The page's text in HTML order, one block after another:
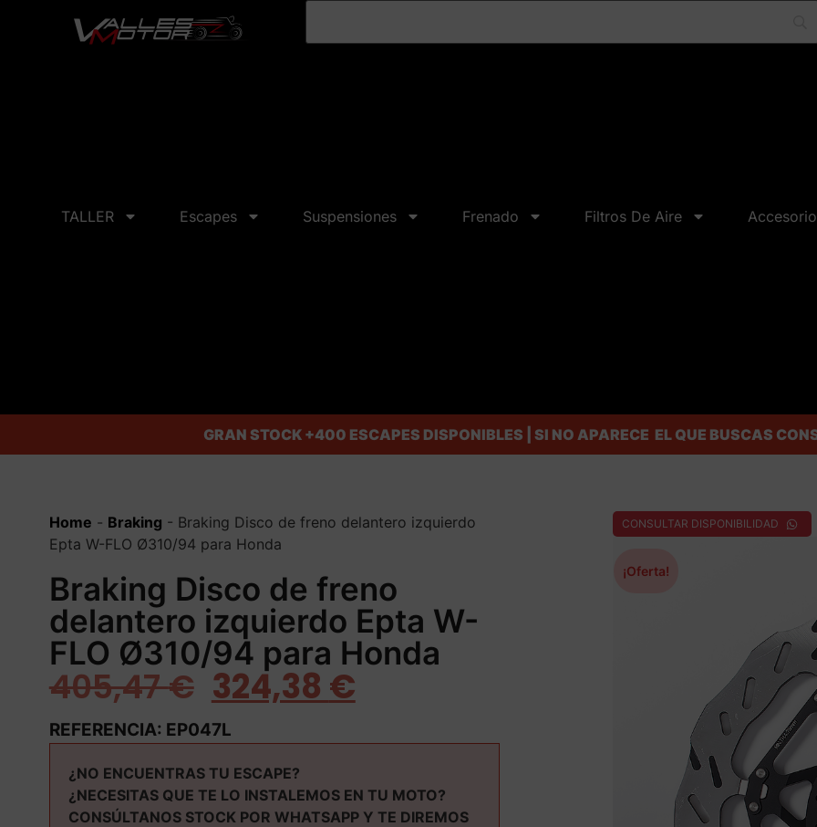
TALLER Escapes Suspensiones Frenado Filtros De Aire
GRAN STOCK +400 ESCAPES DISPONIBLES | SI NO APARECE EL QUE BUSCAS
Home - Braking - Braking Disco de freno delantero izquierdo
Epta W-FLO Ø310/94 para Honda
Braking Disco de freno
delantero izquierdo Epta W-
FLO Ø310/94 para Honda
405,47€ 324,38 €
REFERENCIA: EP047L
¿NO ENCUENTRAS TU ESCAPE?
¿NECESITAS QUE TE LO INSTALEMOS EN TU MOTO?
CONSÚLTANOS STOCK POR WHATSAPP Y TE DIREMOS
CONSULTAR DISPONIBILIDAD
¡Oferta!